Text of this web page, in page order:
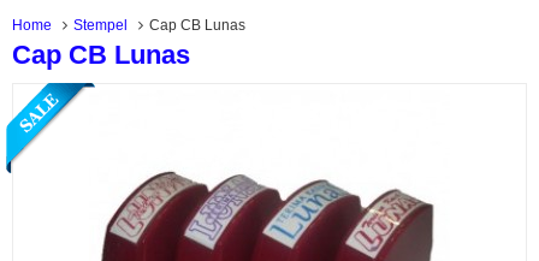
Home Stempel Cap CB Lunas
Cap CB Lunas